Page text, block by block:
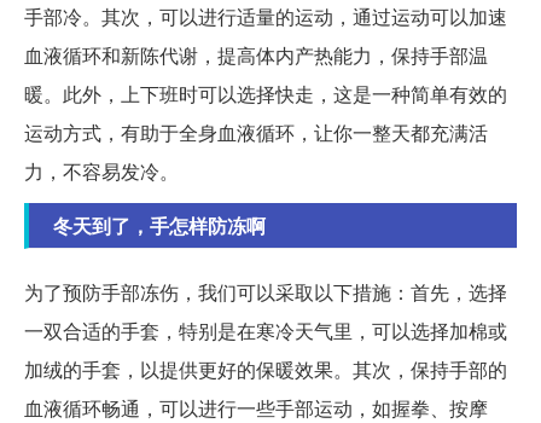
手部冷。其次，可以进行适量的运动，通过运动可以加速
血液循环和新陈代谢，提高体内产热能力，保持手部温
暖。此外，上下班时可以选择快走，这是一种简单有效的
运动方式，有助于全身血液循环，让你一整天都充满活
力，不容易发冷。
冬天到了，手怎样防冻啊
为了预防手部冻伤，我们可以采取以下措施：首先，选择
一双合适的手套，特别是在寒冷天气里，可以选择加棉或
加绒的手套，以提供更好的保暖效果。其次，保持手部的
血液循环畅通，可以进行一些手部运动，如握拳、按摩